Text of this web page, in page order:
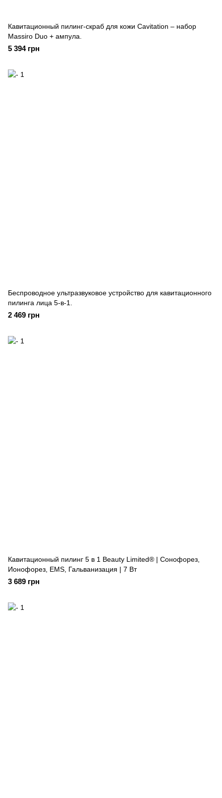
Кавитационный пилинг-скраб для кожи Cavitation – набор
Massiro Duo + ампула.
5 394 грн
Беспроводное ультразвуковое устройство для кавитационного
пилинга лица 5-в-1.
2 469 грн
Кавитационный пилинг 5 в 1 Beauty Limited® | Сонофорез,
Ионофорез, EMS, Гальванизация | 7 Вт
3 689 грн